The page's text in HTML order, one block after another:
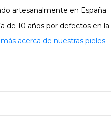
artesanalmente en España
de 10 años por defectos en la
acerca de nuestras pieles